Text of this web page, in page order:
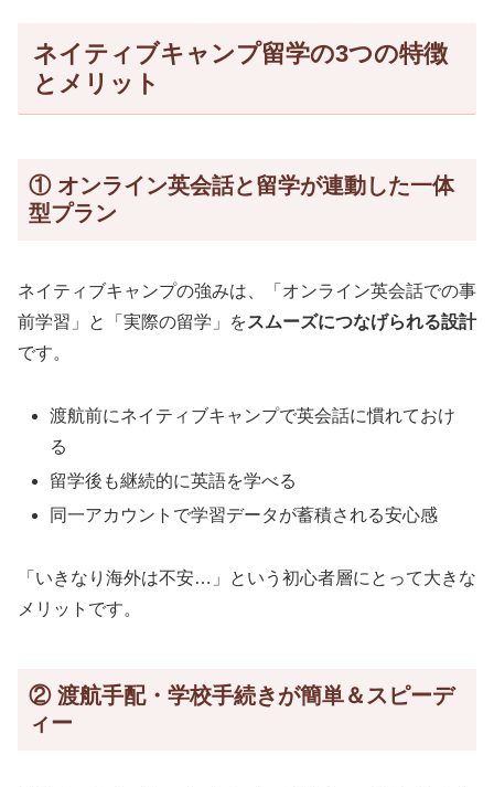
ネイティブキャンプ留学の3つの特徴
とメリット
① オンライン英会話と留学が連動した一体
型プラン
ネイティブキャンプの強みは、「オンライン英会話での事
前学習」と「実際の留学」をスムーズにつなげられる設計
です。
渡航前にネイティブキャンプで英会話に慣れておけ
る
留学後も継続的に英語を学べる
同一アカウントで学習データが蓄積される安心感
「いきなり海外は不安…」という初心者層にとって大きな
メリットです。
② 渡航手配・学校手続きが簡単＆スピーデ
ィー